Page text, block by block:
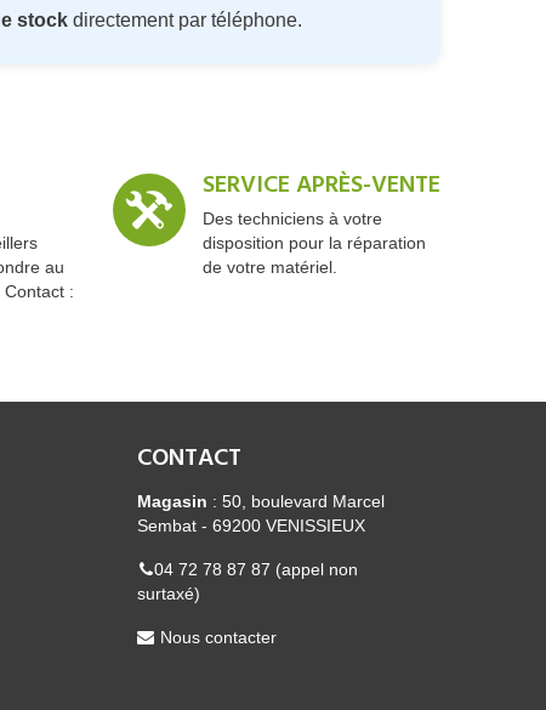
stockdirectement par téléphone.
au
:
SERVICE APRÈS-VENTE
Des techniciens à votre
disposition pour la réparation
de votre matériel.
CONTACT
Magasin : 50, boulevard Marcel
Sembat - 69200 VENISSIEUX
04 72 78 87 87 (appel non
surtaxé)
Nous contacter